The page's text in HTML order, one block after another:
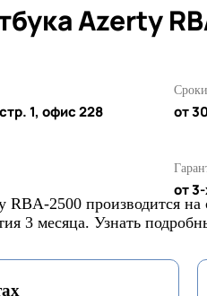
Azerty
1, офис 228 от
от
RBA-2500 производится
3 месяца. Узнать